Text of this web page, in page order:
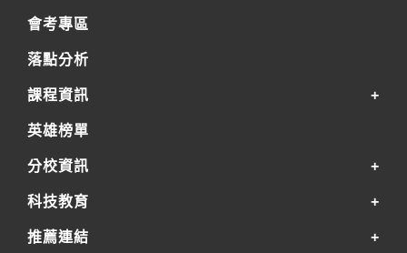
會考專區
落點分析
課程資訊
英雄榜單
分校資訊
科技教育
推薦連結